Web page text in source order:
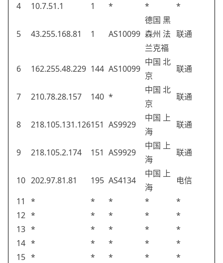
4 10.7.51.1 1 * * *
5 43.255.168.81 1 AS10099
德国 黑
森州 法
兰克福
联通
6 162.255.48.229 144 AS10099
中国 北
京
联通
7 210.78.28.157 140 *
中国 北
京
联通
8 218.105.131.126151 AS9929
中国 上
海
联通
9 218.105.2.174 151 AS9929
中国 上
海
联通
10 202.97.81.81 195 AS4134
中国 上
海
电信
11
* * * *
*
12 * * * *
*
13 * * * *
*
14 * * * *
*
15 * * * *
*